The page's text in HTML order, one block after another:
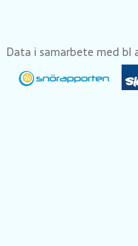
Data i samarbete med bl